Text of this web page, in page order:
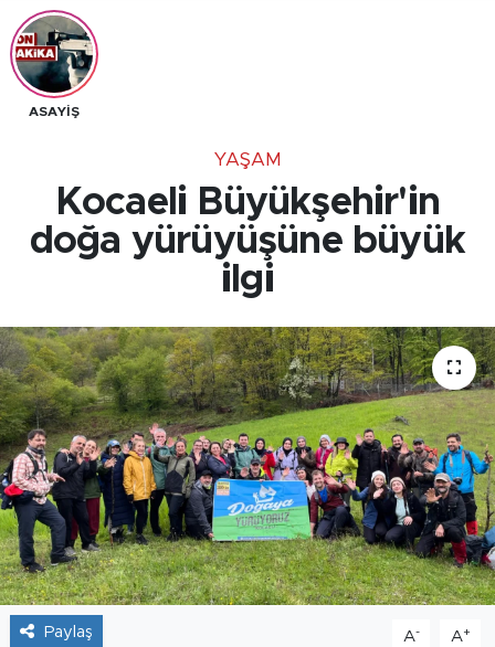
ASAYİŞ
YAŞAM
Kocaeli Büyükşehir'in
doğa yürüyüşüne büyük
ilgi
Paylaş A- A+
Tüm Manşetler
Son Dakika Haberleri